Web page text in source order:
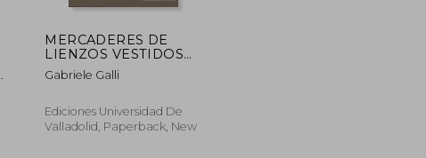
€ 30,11
MERCADERES DE
LIENZOS VESTIDOS
DE SEDA: LOS RUIZ.
LOS TEJIDOS Y LA
LA CASTILLA DEL
SIGLO XVI (in Spanish)
Gabriele Galli
Ediciones Universidad De
Valladolid, Paperback, New